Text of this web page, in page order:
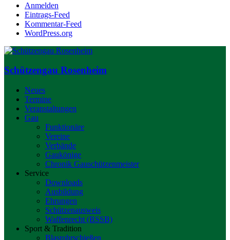
Anmelden
Eintrags-Feed
Kommentar-Feed
WordPress.org
Schützengau Rosenheim
Neues
Termine
Veranstaltungen
Gau
Funktionäre
Vereine
Verbände
Gaukönige
Chronik Gauschützenmeister
Service
Downloads
Ausbildung
Ehrungen
Schützenausweis
Waffenrecht (BSSB)
Sport & Tradition
Blasrohrschießen